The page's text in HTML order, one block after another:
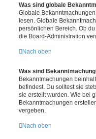
Was sind globale
Globale
lesen. Globale
persönlichen Bereich. Ob
die Board-Administration
Nach oben
Was sind
Bekanntmachungen
befindest. Du solltest sie
sie erstellt wurden. Wie bei
Bekanntmachungen
vergeben.
Nach oben